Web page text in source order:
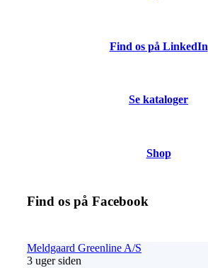
Find os på LinkedIn
Se kataloger
Shop
Find os på Facebook
Meldgaard Greenline A/S
3 uger siden